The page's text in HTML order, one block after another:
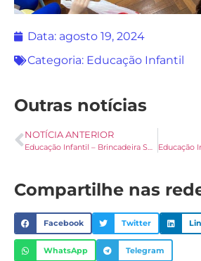
Data: agosto 19, 2024
Categoria: Educação Infantil
Outras notícias
NOTÍCIA ANTERIOR
Educação Infantil – Brincadeira Serpente-Trem Educação
Compartilhe nas
Facebook Twitter
WhatsApp Telegram